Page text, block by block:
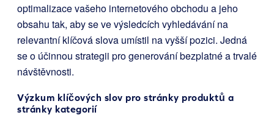
optimalizace vašeho internetového obchodu a jeho
obsahu tak, aby se ve výsledcích vyhledávání na
relevantní klíčová slova umístil na vyšší pozici. Jedná
se o účinnou strategii pro generování bezplatné a trvalé
návštěvnosti.
Výzkum klíčových slov pro stránky produktů a
stránky kategorií